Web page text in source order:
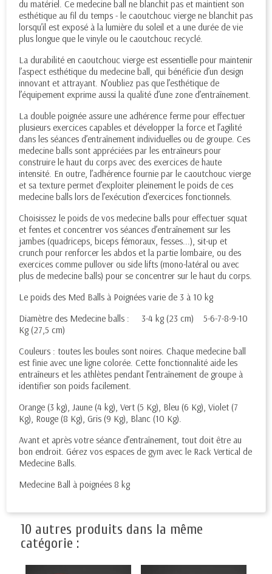
du matériel. Ce medecine ball ne blanchit pas et maintient son
esthétique au fil du temps - le caoutchouc vierge ne blanchit pas
lorsqu’il est exposé à la lumière du soleil et a une durée de vie
plus longue que le vinyle ou le caoutchouc recyclé.
La durabilité en caoutchouc vierge est essentielle pour maintenir
l’aspect esthétique du medecine ball, qui bénéficie d’un design
innovant et attrayant. N’oubliez pas que l’esthétique de
l’équipement exprime aussi la qualité d’une zone d’entraînement.
La double poignée assure une adhérence ferme pour effectuer
plusieurs exercices capables et développer la force et l’agilité
dans les séances d’entraînement individuelles ou de groupe. Ces
medecine balls sont appréciées par les entraîneurs pour
construire le haut du corps avec des exercices de haute
intensité. En outre, l’adhérence fournie par le caoutchouc vierge
et sa texture permet d’exploiter pleinement le poids de ces
medecine balls lors de l’exécution d’exercices fonctionnels.
Choisissez le poids de vos medecine balls pour effectuer squat
et fentes et concentrer vos séances d’entraînement sur les
jambes (quadriceps, biceps fémoraux, fesses...), sit-up et
crunch pour renforcer les abdos et la partie lombaire, ou des
exercices comme pullover ou side lifts (mono-latéral ou avec
plus de medecine balls) pour se concentrer sur le haut du corps.
Le poids des Med Balls à Poignées varie de 3 à 10 kg
Diamètre des Medecine balls :
3-4 kg (23 cm)
5-6-7-8-9-10
Kg (27,5 cm)
Couleurs : toutes les boules sont noires. Chaque medecine ball
est finie avec une ligne colorée. Cette fonctionnalité aide les
entraîneurs et les athlètes pendant l’entraînement de groupe à
identifier son poids facilement.
Orange (3 kg), Jaune (4 kg), Vert (5 Kg), Bleu (6 Kg), Violet (7
Kg), Rouge (8 Kg), Gris (9 Kg), Blanc (10 Kg).
Avant et après votre séance d’entraînement, tout doit être au
bon endroit. Gérez vos espaces de gym avec le Rack Vertical de
Medecine Balls.
Medecine Ball à poignées 8 kg
10 autres produits dans la même
catégorie :